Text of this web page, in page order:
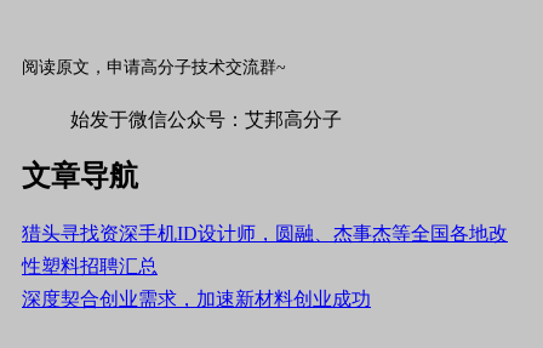
阅读原文，申请高分子技术交流群~
始发于微信公众号：艾邦高分子
文章导航
猎头寻找资深手机ID设计师，圆融、杰事杰等全国各地改
性塑料招聘汇总
深度契合创业需求，加速新材料创业成功